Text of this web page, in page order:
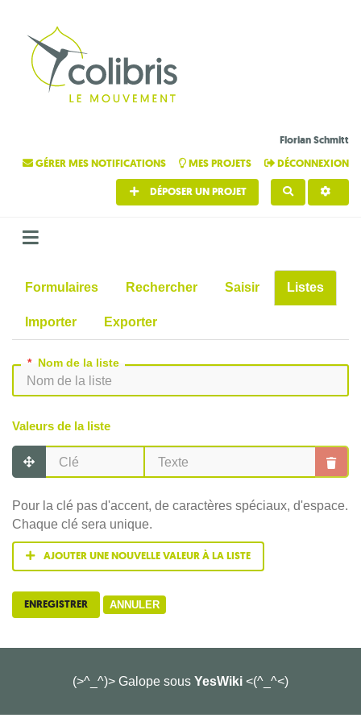
Florian Schmitt
GÉRER MES NOTIFICATIONS
MES PROJETS DÉCONNEXION
DÉPOSER UN PROJET
Formulaires Rechercher Saisir Listes
Importer Exporter
* Nom de la liste
Valeurs de la liste
Pour la clé pas d'accent, de caractères spéciaux, d'espace.
Chaque clé sera unique.
AJOUTER UNE NOUVELLE VALEUR À LA LISTE
ENREGISTRER ANNULER
(>^_^)> Galope sous YesWiki <(^_^<)